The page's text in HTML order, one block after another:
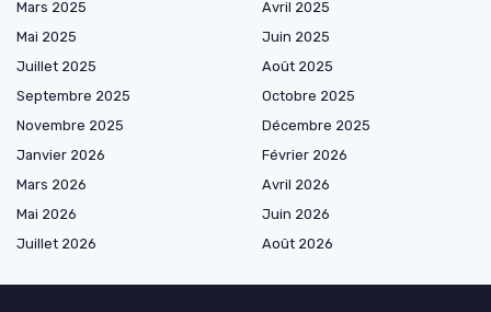
Mars 2025
Avril 2025
Mai 2025
Juin 2025
Juillet 2025
Août 2025
Septembre 2025
Octobre 2025
Novembre 2025
Décembre 2025
Janvier 2026
Février 2026
Mars 2026
Avril 2026
Mai 2026
Juin 2026
Juillet 2026
Août 2026